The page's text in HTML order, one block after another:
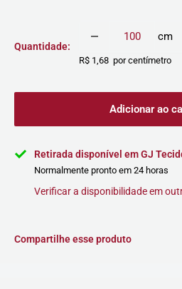
Quantidade:
cm
R$ 1,68 por centímetro
Adicionar ao
Retirada disponível em GJ
Normalmente pronto em 24 horas
Verificar a disponibilidade em
Compartilhe esse produto